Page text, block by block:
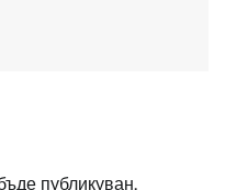
публикуван.